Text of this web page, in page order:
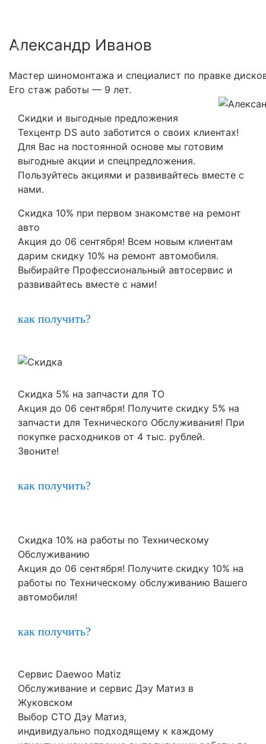
Александр Иванов
Мастер шиномонтажа и специалист по правке
Его стаж работы — 9 лет.
Previous
Скидки и выгодные предложения
Техцентр DS auto заботится о своих клиентах!
Для Вас на постоянной основе мы готовим
выгодные акции и спецпредложения.
Пользуйтесь акциями и развивайтесь вместе с
нами.
Скидка 10% при первом знакомстве на ремонт
авто
Акция до 06 сентября! Всем новым клиентам
дарим скидку 10% на ремонт автомобиля.
Выбирайте Профессиональный автосервис и
развивайтесь вместе с нами!
как получить?
Скидка 5% на запчасти для ТО
Акция до 06 сентября! Получите скидку 5% на
запчасти для Технического Обслуживания! При
покупке расходников от 4 тыс. рублей.
Звоните!
как получить?
Скидка 10% на работы по Техническому
Обслуживанию
Акция до 06 сентября! Получите скидку 10% на
работы по Техническому обслуживанию Вашего
автомобиля!
как получить?
Сервис Daewoo Matiz
Обслуживание и сервис Дэу Матиз в
Жуковском
Выбор СТО Дэу Матиз,
индивидуально подходящему к каждому